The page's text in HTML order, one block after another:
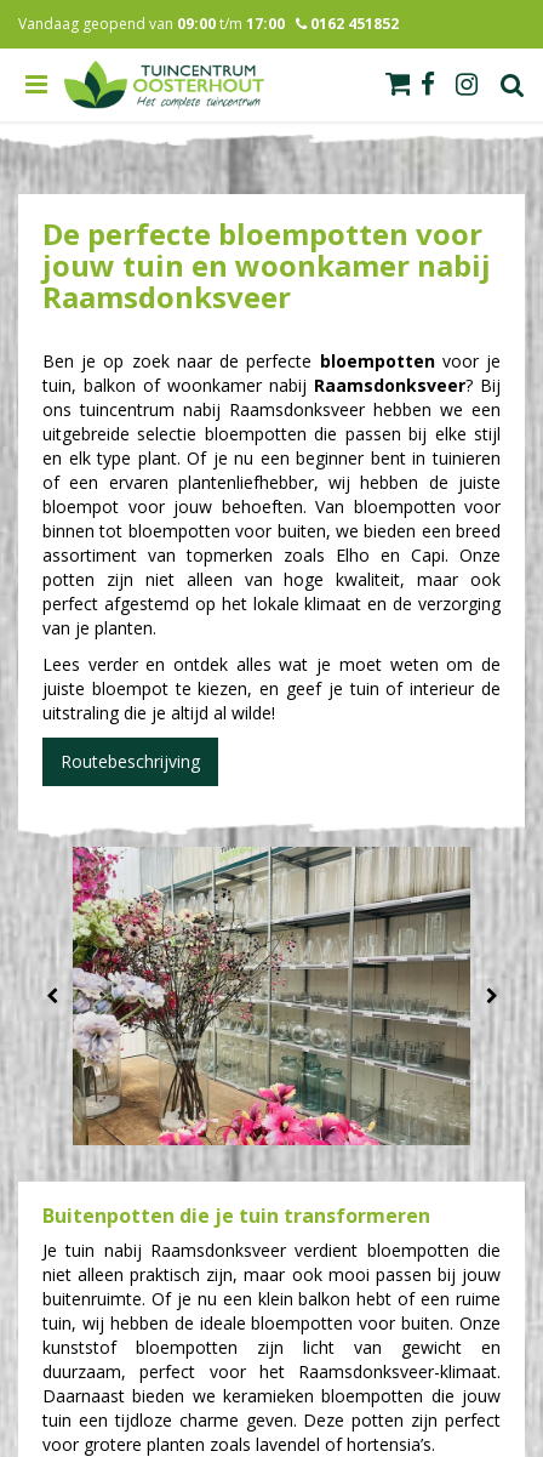
o
Vandaag geopend van 09:00t/m 17:00 0162 451852
De perfecte bloempotten voor
jouw tuin en woonkamer nabij
Raamsdonksveer
Ben je op zoek naar de perfecte bloempottenvoor je
tuin, balkon of woonkamer nabij Raamsdonksveer? Bij
ons tuincentrum nabij Raamsdonksveer hebben we een
uitgebreide selectie bloempotten die passen bij elke stijl
en elk type plant. Of je nu een beginner bent in tuinieren
of een ervaren plantenliefhebber, wij hebben de juiste
bloempot voor jouw behoeften. Van bloempotten voor
binnen tot bloempotten voor buiten, we bieden een breed
assortiment van topmerken zoals Elho en Capi. Onze
potten zijn niet alleen van hoge kwaliteit, maar ook
perfect afgestemd op het lokale klimaat en de verzorging
van je planten.
Lees verder en ontdek alles wat je moet weten om de
juiste bloempot te kiezen, en geef je tuin of interieur de
uitstraling die je altijd al wilde!
Routebeschrijving
Buitenpotten die je tuin transformeren
Je tuin nabij Raamsdonksveer verdient bloempotten die
niet alleen praktisch zijn, maar ook mooi passen bij jouw
buitenruimte. Of je nu een klein balkon hebt of een ruime
tuin, wij hebben de ideale bloempotten voor buiten. Onze
kunststof bloempotten zijn licht van gewicht en
duurzaam, perfect voor het Raamsdonksveer-klimaat.
Daarnaast bieden we keramieken bloempotten die jouw
tuin een tijdloze charme geven. Deze potten zijn perfect
voor grotere planten zoals lavendel of hortensia’s.